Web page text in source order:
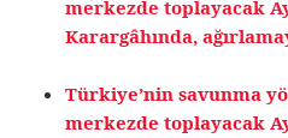
merkezde toplayacak
Karargâhında,
Türkiye’nin savunma
merkezde toplayacak